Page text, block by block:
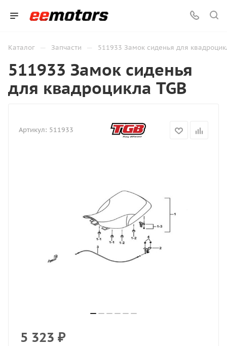
Каталог — Запчасти — 511933 Замок сиденья для
511933 Замок сиденья
для квадроцикла TGB
Артикул: 511933
5 323 ₽